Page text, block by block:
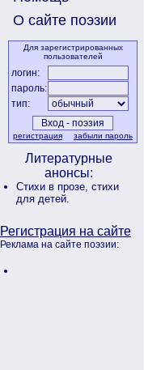
О сайте поэзии
Для зарегистрированных
пользователей
логин:
пароль:
тип:
регистрация забыли пароль
Литературные
анонсы:
Стихи в прозе, стихи
для детей.
Регистрация на сайте
Реклама на сайте поэзии: